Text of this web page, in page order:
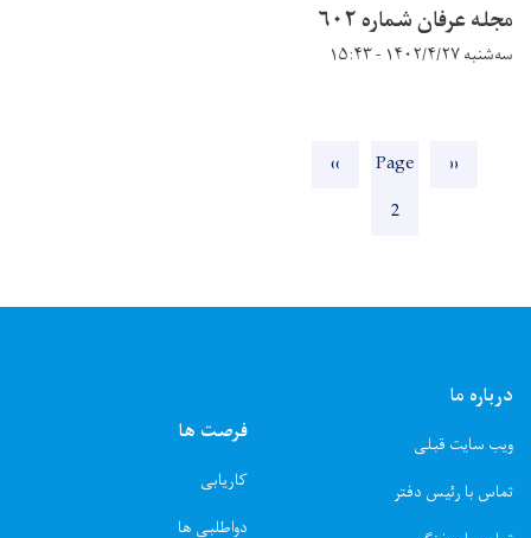
مجله عرفان شماره ۶۰۲
سه‌شنبه ۱۴۰۲/۴/۲۷ - ۱۵:۴۳
Previous
‹‹
Page
2
Next
››
درباره ما
ویب سایت قبلی
تماس با رئیس دفتر
فرصت ها
کاریابی
دواطلبی ها